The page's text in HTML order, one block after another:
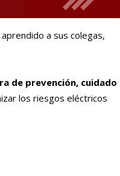
a sus colegas,
de prevención, cuidado
los riesgos eléctricos